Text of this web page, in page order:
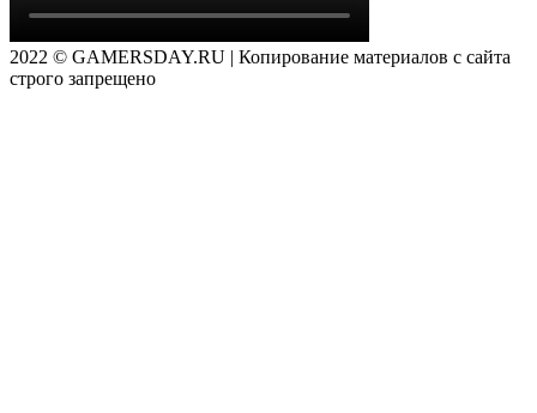
2022 © GAMERSDAY.RU | Копирование материалов с сайта
строго запрещено